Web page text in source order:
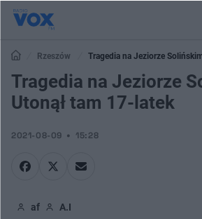
Rzeszów Tragedia na Jeziorze
Tragedia na Jeziorze
Utonął tam 17-latek
2021-08-09 15:28
af A.I